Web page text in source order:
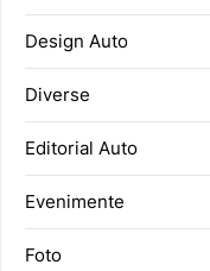
Design Auto
Diverse
Editorial Auto
Evenimente
Foto